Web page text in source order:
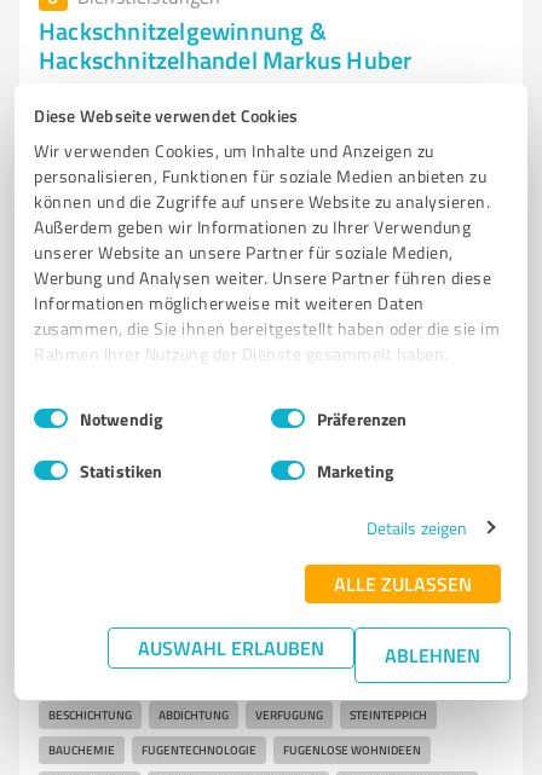
Diese Webseite verwendet Cookies
Wir verwenden Cookies, um Inhalte und Anzeigen zu
personalisieren, Funktionen für soziale Medien anbieten zu
können und die Zugriffe auf unsere Website zu analysieren.
Außerdem geben wir Informationen zu Ihrer Verwendung
unserer Website an unsere Partner für soziale Medien,
Werbung und Analysen weiter. Unsere Partner führen diese
Informationen möglicherweise mit weiteren Daten
zusammen, die Sie ihnen bereitgestellt haben oder die sie im
Rahmen Ihrer Nutzung der Dienste gesammelt haben.
Impressum Datenschutzbestimmungen
Einwilligungsauswahl
Notwendig Präferenzen
Statistiken Marketing
Details zeigen
ALLE ZULASSEN
AUSWAHL ERLAUBEN ABLEHNEN
Hackschnitzelgewinnung &
Hackschnitzelhandel Markus Huber
Energie in Tettenweis
HACKSCHNITZEL HACKSCHNITZELGEWINNUNG HACKSCHNITZELHANDEL
BIOMASSE FORSTWIRTSCHAFTLICHER DIENSTLEISTER TETTENWEIS
HOLZVERARBEITUNG NACHHALTIGE ENERGIE
LAGERUNG TROCKNUNG ERNEUERBARE ENERGIEN
Kleinhaarbach 1, 94167 Tettenweis
info@huber-biomasse.de www.huber-hackschnitzel.de/
5,00 / 5,00
(1 Quelle)
Bernhard Kessler Beschichtungen
Professionelle Beschichtungen und Abdichtungen in
Rotthalmünster
BESCHICHTUNG ABDICHTUNG VERFUGUNG STEINTEPPICH
BAUCHEMIE FUGENTECHNOLOGIE FUGENLOSE WOHNIDEEN